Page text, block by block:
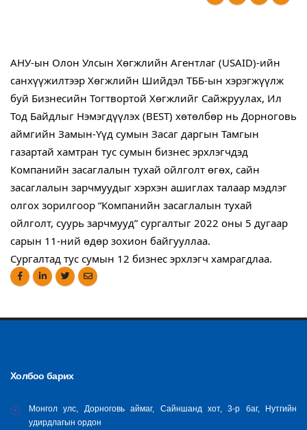
АНУ-ын Олон Улсын Хөгжлийн Агентлаг (USAID)-ийн
санхүүжилтээр Хөгжлийн Шийдэл ТББ-ын хэрэгжүүлж
буй Бизнесийн Тогтвортой Хөгжлийг Сайжруулах, Ил
Тод Байдлыг Нэмэгдүүлэх (BEST) хөтөлбөр нь Дорноговь
аймгийн Замын-Үүд сумын Засаг даргын Тамгын
газартай хамтран тус сумын бизнес эрхлэгчдэд
Компанийн засаглалын тухай ойлголт өгөх, сайн
засаглалын зарчмуудыг хэрхэн ашиглах талаар мэдлэг
олгох зорилгоор “Компанийн засаглалын тухай
ойлголт, суурь зарчмууд” сургалтыг 2022 оны 5 дугаар
сарын 11-ний өдөр зохион байгууллаа.
Сургалтад тус сумын 12 бизнес эрхлэгч хамрагдлаа.
Холбоо барих
Монгол улс, Дорноговь аймаг, Сайншанд хот, 3-р баг, Нутгийн
удирдлагын ордон